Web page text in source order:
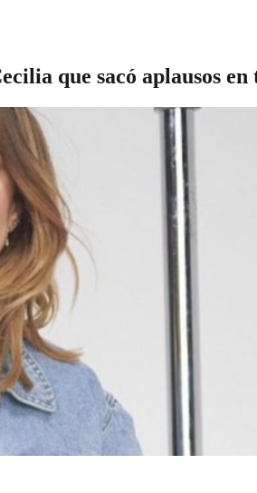
que sacó aplausos